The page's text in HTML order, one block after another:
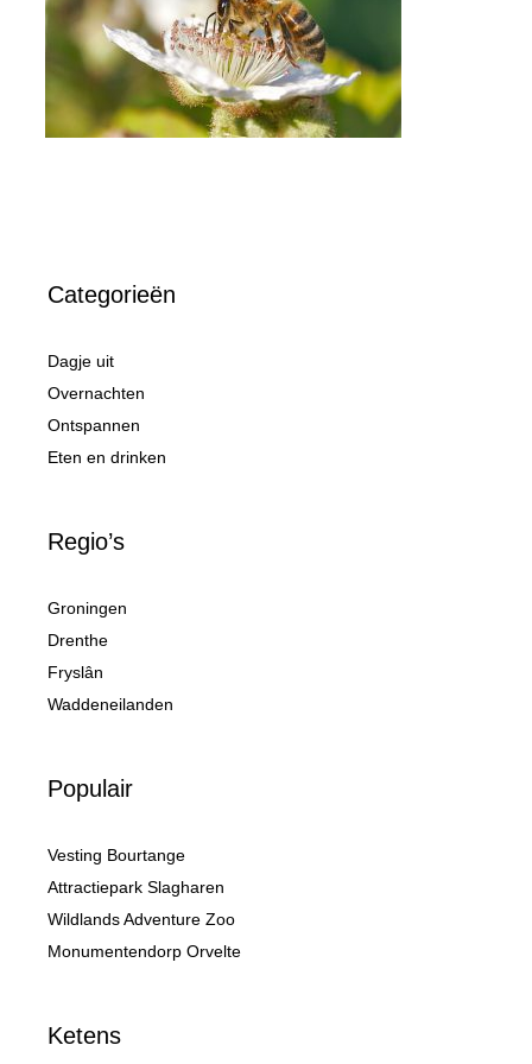
Categorieën
Dagje uit
Overnachten
Ontspannen
Eten en drinken
Regio’s
Groningen
Drenthe
Fryslân
Waddeneilanden
Populair
Vesting Bourtange
Attractiepark Slagharen
Wildlands Adventure Zoo
Monumentendorp Orvelte
Ketens